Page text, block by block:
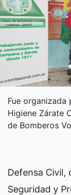
Fue
Higiene Zárate
de Bomberos
Defensa Civil,
Seguridad y